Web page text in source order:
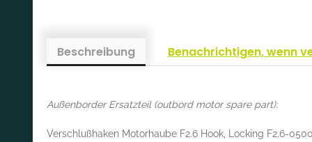
Beschreibung Benachrichtigen, wenn
Außenborder Ersatzteil (outbord motor spare part):
Verschlußhaken Motorhaube F2.6 Hook, Locking F2.6-